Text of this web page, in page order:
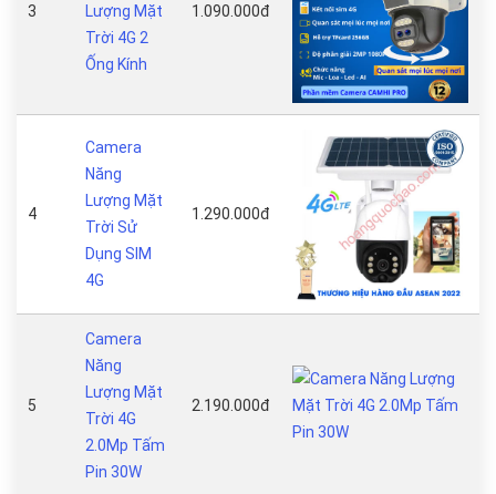
3
Lượng Mặt
Trời 4G 2
Ống Kính
1.090.000đ
4
Camera
Năng
Lượng Mặt
Trời Sử
Dụng SIM
4G
1.290.000đ
5
Camera
Năng
Lượng Mặt
Trời 4G
2.0Mp Tấm
Pin 30W
2.190.000đ